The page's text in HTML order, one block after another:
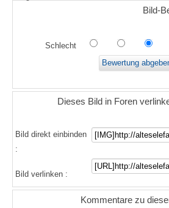
Bild-
Schlecht
Dieses Bild in Foren
Bild direkt einbinden
:
Bild verlinken :
Kommentare zu